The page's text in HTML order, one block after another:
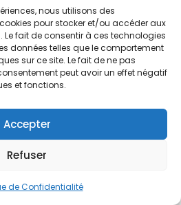
nous utilisons des
pour stocker et/ou accéder aux
fait de consentir à ces technologies
données telles que le comportement
sur ce site. Le fait de ne pas
peut avoir un effet négatif
et fonctions.
Accepter
Refuser
de Confidentialité
COQUINES
de Spiice
Reddit et Trustpilot à la
5(433 avis)
site de rencontre Spiice!
veux tester !